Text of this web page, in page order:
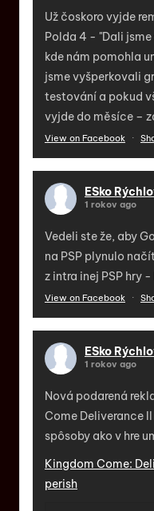
Už čoskoro vyjde
Polda 4 - "Dali
kde nám pomohla
jsme vyšperkovali
testování a pokud
vyjde do měsíce –
View on Facebook ·
ESko
1 rokov ago
Vedeli ste že, aby
na PSP plynulo
z intra inej PSP hry
View on Facebook ·
ESko
1 rokov ago
Nová podarená
Come Deliverance
spôsoby ako v hre
Kingdom Come:
perish